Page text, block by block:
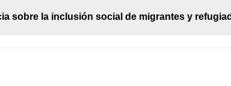
sobre la inclusión social de migrantes y